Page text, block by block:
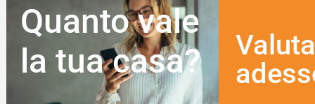
Quanto vale
la tua casa?